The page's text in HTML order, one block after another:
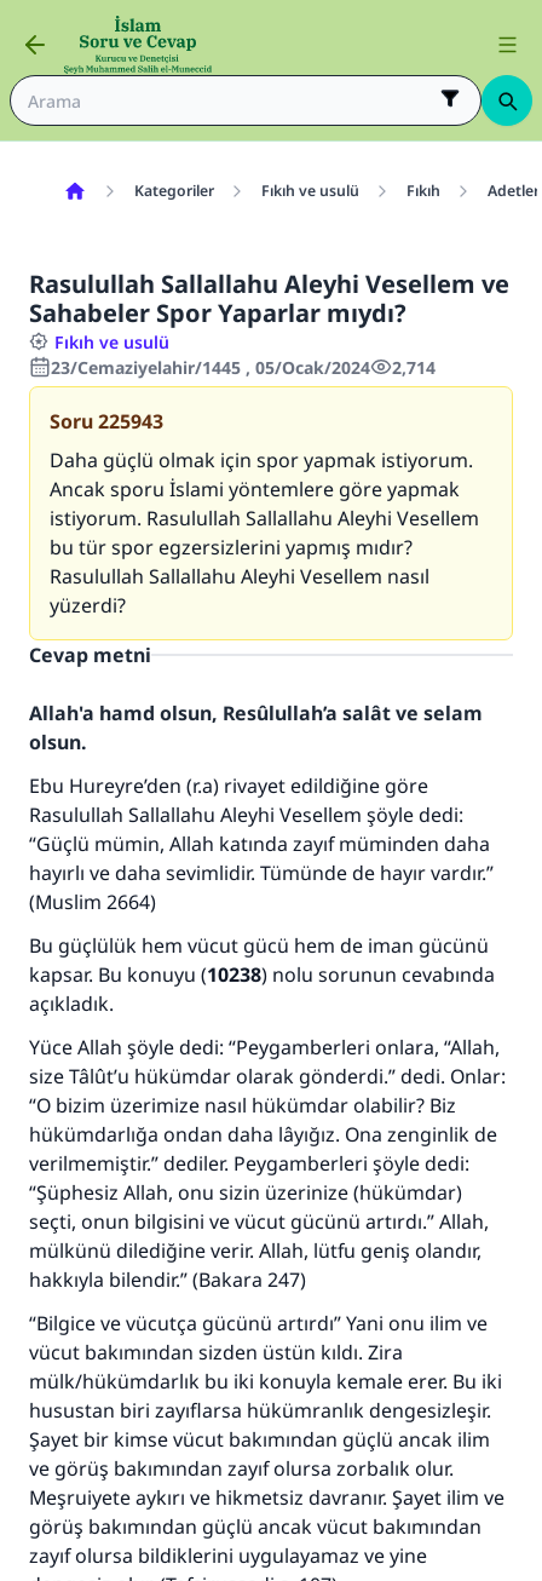
Kategoriler Fıkıh ve usulü Fıkıh Adetler
Rasulullah Sallallahu Aleyhi Vesellem ve
Sahabeler Spor Yaparlar mıydı?
Fıkıh ve usulü
23/Cemaziyelahir/1445 , 05/Ocak/2024
2,714
Soru225943
Daha güçlü olmak için spor yapmak istiyorum.
Ancak sporu İslami yöntemlere göre yapmak
istiyorum. Rasulullah Sallallahu Aleyhi Vesellem
bu tür spor egzersizlerini yapmış mıdır?
Rasulullah Sallallahu Aleyhi Vesellem nasıl
yüzerdi?
Cevap metni
Allah'a hamd olsun, Resûlullah’a salât ve selam
olsun.
Ebu Hureyre’den (r.a) rivayet edildiğine göre
Rasulullah Sallallahu Aleyhi Vesellem şöyle dedi:
“Güçlü mümin, Allah katında zayıf müminden daha
hayırlı ve daha sevimlidir. Tümünde de hayır vardır.”
(Muslim 2664)
Bu güçlülük hem vücut gücü hem de iman gücünü
kapsar. Bu konuyu (10238) nolu sorunun cevabında
açıkladık.
Yüce Allah şöyle dedi: “Peygamberleri onlara, “Allah,
size Tâlût’u hükümdar olarak gönderdi.” dedi. Onlar:
“O bizim üzerimize nasıl hükümdar olabilir? Biz
hükümdarlığa ondan daha lâyığız. Ona zenginlik de
verilmemiştir.” dediler. Peygamberleri şöyle dedi:
“Şüphesiz Allah, onu sizin üzerinize (hükümdar)
seçti, onun bilgisini ve vücut gücünü artırdı.” Allah,
mülkünü dilediğine verir. Allah, lütfu geniş olandır,
hakkıyla bilendir.” (Bakara 247)
“Bilgice ve vücutça gücünü artırdı” Yani onu ilim ve
vücut bakımından sizden üstün kıldı. Zira
mülk/hükümdarlık bu iki konuyla kemale erer. Bu iki
husustan biri zayıflarsa hükümranlık dengesizleşir.
Şayet bir kimse vücut bakımından güçlü ancak ilim
ve görüş bakımından zayıf olursa zorbalık olur.
Meşruiyete aykırı ve hikmetsiz davranır. Şayet ilim ve
görüş bakımından güçlü ancak vücut bakımından
zayıf olursa bildiklerini uygulayamaz ve yine